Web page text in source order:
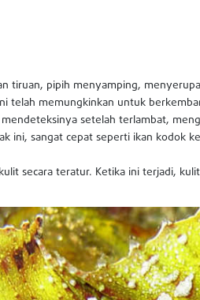
tiruan, pipih menyamping,
telah memungkinkan untuk
setelah terlambat,
ini, sangat cepat seperti ikan kodok
secara teratur. Ketika ini terjadi,